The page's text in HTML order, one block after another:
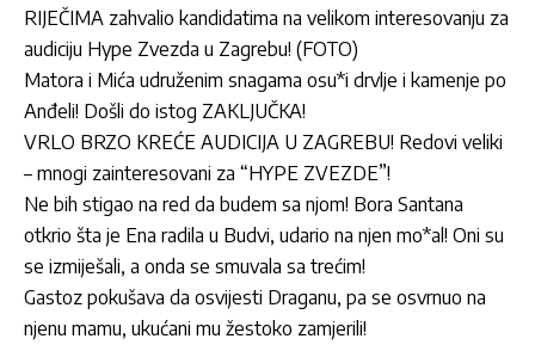
RIJEČIMA zahvalio kandidatima na velikom interesovanju za
audiciju Hype Zvezda u Zagrebu! (FOTO)
Matora i Mića udruženim snagama osu*i drvlje i kamenje po
Anđeli! Došli do istog ZAKLJUČKA!
VRLO BRZO KREĆE AUDICIJA U ZAGREBU! Redovi veliki
– mnogi zainteresovani za “HYPE ZVEZDE”!
Ne bih stigao na red da budem sa njom! Bora Santana
otkrio šta je Ena radila u Budvi, udario na njen mo*al! Oni su
se izmiješali, a onda se smuvala sa trećim!
Gastoz pokušava da osvijesti Draganu, pa se osvrnuo na
njenu mamu, ukućani mu žestoko zamjerili!